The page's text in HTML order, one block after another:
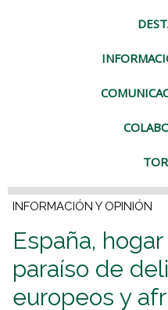
INFORMACIÓN Y OPINIÓN
España,
paraíso de
europeos y